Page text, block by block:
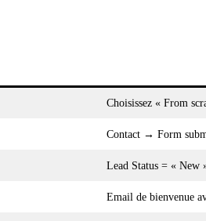
Choisissez « From
Contact → Form
Lead Status = « New
Email de bienvenue